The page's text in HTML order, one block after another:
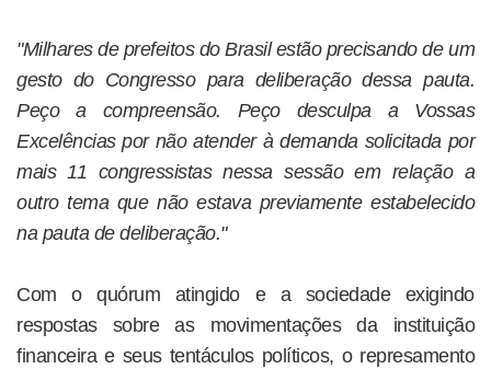
"Milhares de prefeitos do Brasil estão precisando de um
gesto do Congresso para deliberação dessa pauta.
Peço a compreensão. Peço desculpa a Vossas
Excelências por não atender à demanda solicitada por
mais 11 congressistas nessa sessão em relação a
outro tema que não estava previamente estabelecido
na pauta de deliberação."
Com o quórum atingido e a sociedade exigindo
respostas sobre as movimentações da instituição
financeira e seus tentáculos políticos, o represamento